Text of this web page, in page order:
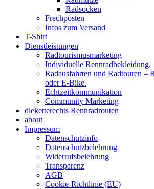
Radsocken
Frechposten
Infos zum Versand
T-Shirt
Dienstleistungen
Radtourismusmarketing
Individuelle Rennradbekleidung.
Radausfahrten und Radtouren –
oder E-Bike.
Echtzeitkommunikation
Community Marketing
dieketterechts Rennradrouten
about
Impressum
Datenschutzinfo
Datenschutzbelehrung
Widerrufsbelehrung
Transparenz
AGB
Cookie-Richtlinie (EU)